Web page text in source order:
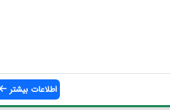
اطلاعات بیشتر